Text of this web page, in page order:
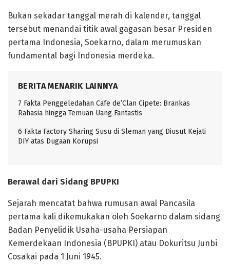
Bukan sekadar tanggal merah di kalender, tanggal
tersebut menandai titik awal gagasan besar Presiden
pertama Indonesia, Soekarno, dalam merumuskan
fundamental bagi Indonesia merdeka.
BERITA MENARIK LAINNYA
7 Fakta Penggeledahan Cafe de’Clan Cipete: Brankas
Rahasia hingga Temuan Uang Fantastis
6 Fakta Factory Sharing Susu di Sleman yang Diusut Kejati
DIY atas Dugaan Korupsi
Berawal dari Sidang BPUPKI
Sejarah mencatat bahwa rumusan awal Pancasila
pertama kali dikemukakan oleh Soekarno dalam sidang
Badan Penyelidik Usaha-usaha Persiapan
Kemerdekaan Indonesia (BPUPKI) atau Dokuritsu Junbi
Cosakai pada 1 Juni 1945.